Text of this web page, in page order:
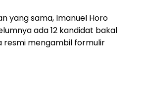
yang sama, Imanuel Horo
ada 12 kandidat bakal
resmi mengambil formulir